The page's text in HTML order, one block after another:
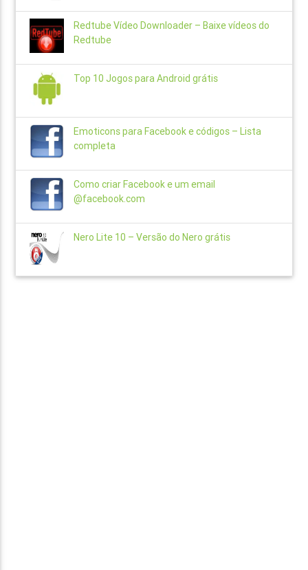
Redtube Vídeo Downloader – Baixe vídeos do
Redtube
Top 10 Jogos para Android grátis
Emoticons para Facebook e códigos – Lista
completa
Como criar Facebook e um email
@facebook.com
Nero Lite 10 – Versão do Nero grátis